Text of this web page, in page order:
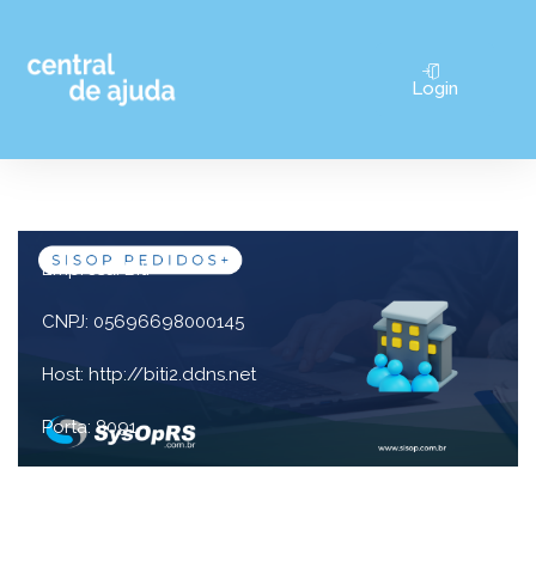
Pular
Login
Empresa: Biti
CNPJ: 05696698000145
Host: http://biti2.ddns.net
Porta: 8091